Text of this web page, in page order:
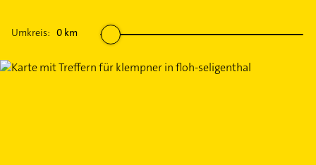
Umkreis: 0 km